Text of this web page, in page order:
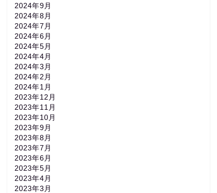
2024年9月
2024年8月
2024年7月
2024年6月
2024年5月
2024年4月
2024年3月
2024年2月
2024年1月
2023年12月
2023年11月
2023年10月
2023年9月
2023年8月
2023年7月
2023年6月
2023年5月
2023年4月
2023年3月